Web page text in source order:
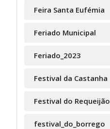
Feira Santa Eufémia
Feriado Municipal
Feriado_2023
Festival da Castanha
Festival do Requeijão
festival_do_borrego